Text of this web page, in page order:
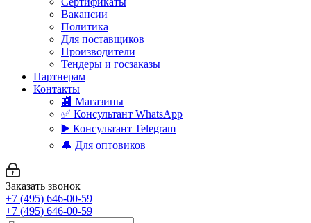
Вакансии
Политика
Для поставщиков
Производители
Тендеры и госзаказы
Партнерам
Контакты
🏬 Магазины
✅️ Консультант WhatsApp
▶️ Консультант Telegram
🔔 Для оптовиков
Заказать звонок
+7 (495) 646-00-59
+7 (495) 646-00-59